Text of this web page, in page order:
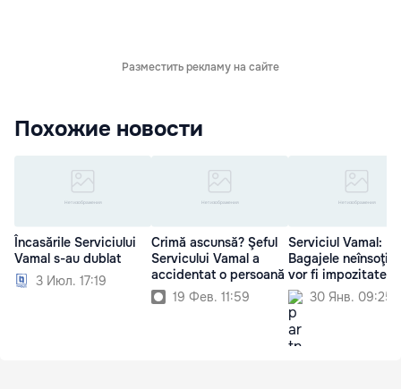
Разместить рекламу на сайте
Похожие новости
Încasările Serviciului
Vamal s-au dublat
3 Июл. 17:19
Crimă ascunsă? Şeful
Servicului Vamal a
accidentat o persoană
19 Фев. 11:59
Serviciul Vamal:
Bagajele
vor fi impozitate
30 Янв. 09:25